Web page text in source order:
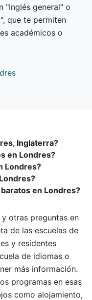
"Inglés general" o
que te permiten
académicos o
Inglaterra?
en Londres?
Londres?
en Londres?
otras preguntas en
de las escuelas de
y residentes
de idiomas o
más información.
programas en esas
como alojamiento,